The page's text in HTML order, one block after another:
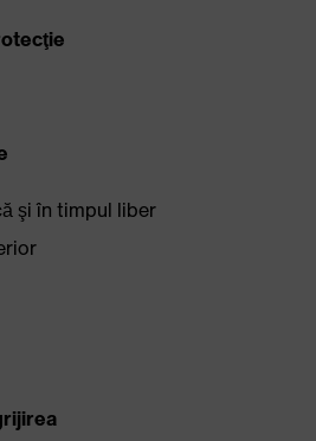
şi în timpul liber